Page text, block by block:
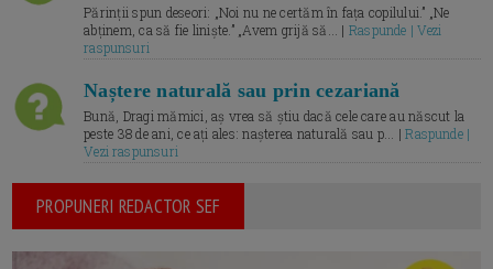
Părinții spun deseori: „Noi nu ne certăm în fața copilului.” „Ne
abținem, ca să fie liniște.” „Avem grijă să... | Raspunde | Vezi
raspunsuri
Naștere naturală sau prin cezariană
Bună, Dragi mămici, aș vrea să știu dacă cele care au născut la
peste 38 de ani, ce ați ales: nașterea naturală sau p... |Raspunde |
Vezi raspunsuri
PROPUNERI REDACTOR SEF